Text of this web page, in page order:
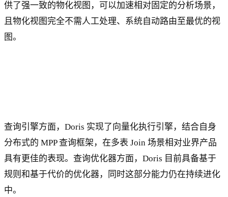
供了强一致的物化视图，可以加速相对固定的分析场景，
且物化视图完全不需人工处理、系统自动路由至最优的视
图。
查询引擎方面，Doris 实现了向量化执行引擎，结合自身
分布式的 MPP 查询框架，在多表 Join 场景相对业界产品
具有更佳的表现。查询优化器方面，Doris 目前具备基于
规则和基于代价的优化器，同时这部分能力仍在持续进化
中。